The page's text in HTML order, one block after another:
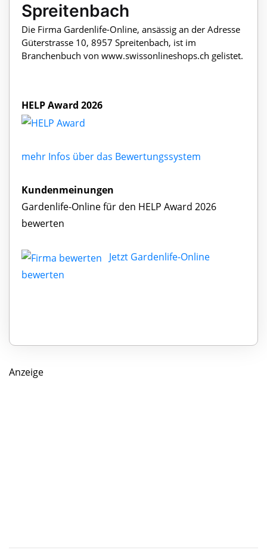
Spreitenbach
Die Firma Gardenlife-Online, ansässig an der Adresse
Güterstrasse 10, 8957 Spreitenbach, ist im
Branchenbuch von www.swissonlineshops.ch gelistet.
HELP Award 2026
mehr Infos über das Bewertungssystem
Kundenmeinungen
Gardenlife-Online für den HELP Award 2026
bewerten
Jetzt Gardenlife-Online
bewerten
Anzeige